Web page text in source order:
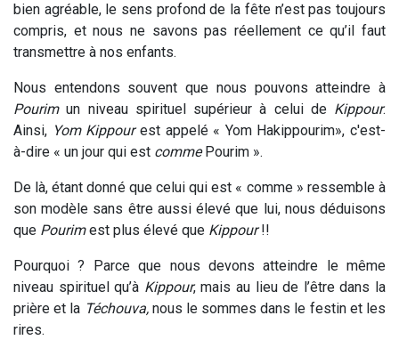
bien agréable, le sens profond de la fête n’est pas toujours
compris, et nous ne savons pas réellement ce qu’il faut
transmettre à nos enfants.
Nous entendons souvent que nous pouvons atteindre à
Pourimun niveau spirituel supérieur à celui de Kippour.
Ainsi, Yom Kippourest appelé « Yom Hakippourim», c'est-
à-dire « un jour qui est commePourim ».
De là, étant donné que celui qui est « comme » ressemble à
son modèle sans être aussi élevé que lui, nous déduisons
que Pourimest plus élevé que Kippour!!
Pourquoi ? Parce que nous devons atteindre le même
niveau spirituel qu’à Kippour, mais au lieu de l’être dans la
prière et la Téchouva,nous le sommes dans le festin et les
rires.